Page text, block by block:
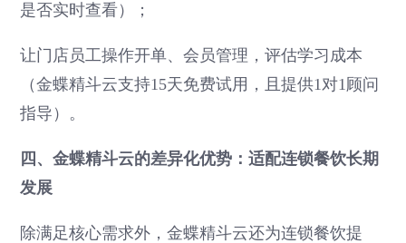
是否实时查看）；
让门店员工操作开单、会员管理，评估学习成本
（金蝶精斗云支持15天免费试用，且提供1对1顾问
指导）。
四、金蝶精斗云的差异化优势：适配连锁餐饮长期
发展
除满足核心需求外，金蝶精斗云还为连锁餐饮提